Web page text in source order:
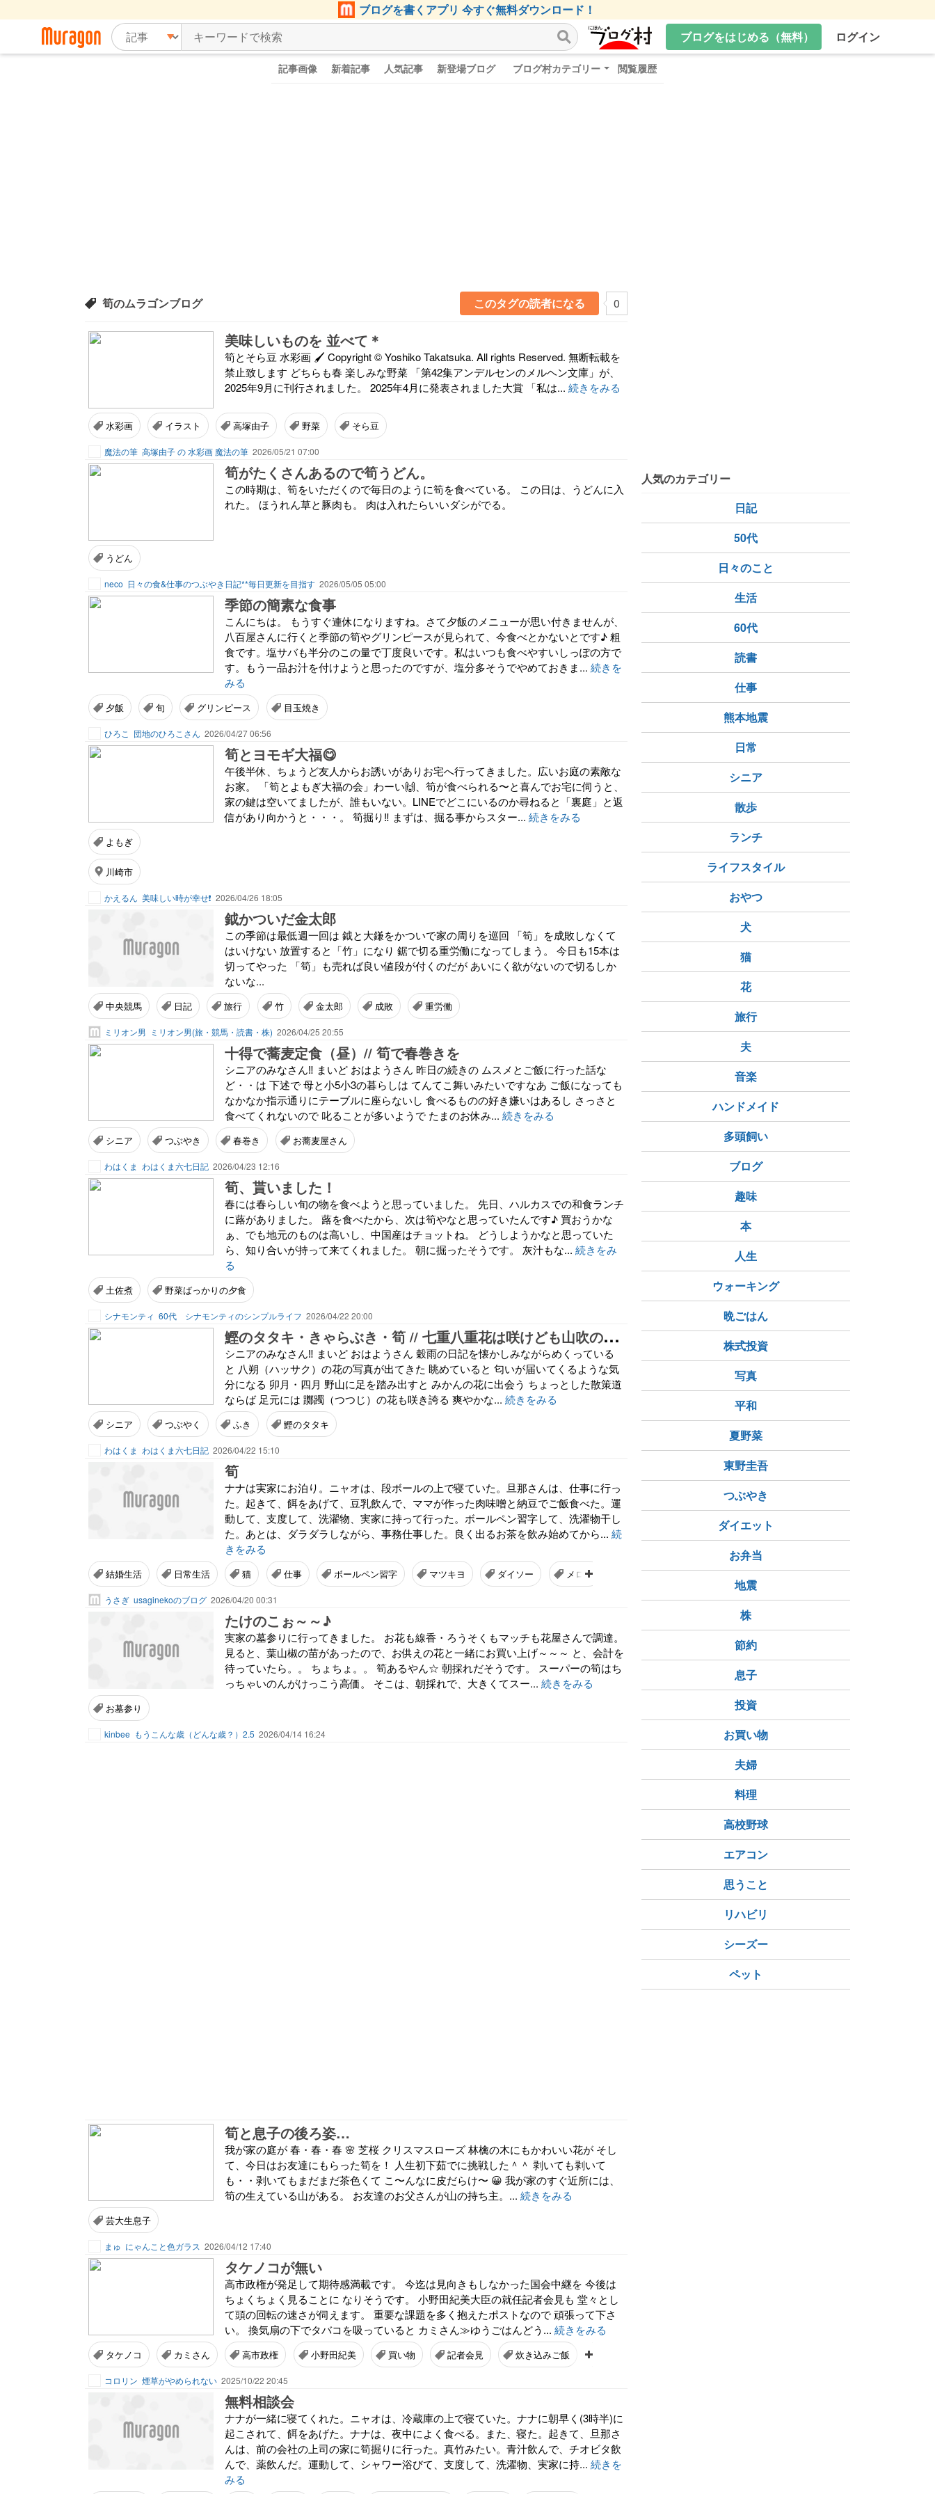
ブログを書くアプリ 今すぐ無料ダウンロード！
ブログをはじめる（無料）
ログイン
記事画像 新着記事 人気記事 新登場ブログ ブログ村カテゴリー 閲覧履歴
筍のムラゴンブログ このタグの読者になる 0
美味しいものを 並べて＊
筍とそら豆 水彩画 🖌️ Copyright © Yoshiko Takatsuka. All rights Reserved. 無断転載を
禁止致します どちらも春 楽しみな野菜 「第42集アンデルセンのメルヘン文庫」が、
2025年9月に刊行されました。 2025年4月に発表されました大賞 「私は... 続きをみる
水彩画 イラスト 高塚由子 野菜 そら豆
魔法の筆 高塚由子 の 水彩画 魔法の筆 2026/05/21 07:00
筍がたくさんあるので筍うどん。
この時期は、筍をいただくので毎日のように筍を食べている。 この日は、うどんに入
れた。 ほうれん草と豚肉も。 肉は入れたらいいダシがでる。
うどん
neco 日々の食&仕事のつぶやき日記**毎日更新を目指す 2026/05/05 05:00
季節の簡素な食事
こんにちは。 もうすぐ連休になりますね。さて夕飯のメニューが思い付きませんが、
八百屋さんに行くと季節の筍やグリンピースが見られて、今食べとかないとです♪ 粗
食です。塩サバも半分のこの量で丁度良いです。私はいつも食べやすいしっぽの方で
す。もう一品お汁を付けようと思ったのですが、塩分多そうでやめておきま... 続きを
みる
夕飯 旬 グリンピース 目玉焼き
ひろこ 団地のひろこさん 2026/04/27 06:56
筍とヨモギ大福😋
午後半休、ちょうど友人からお誘いがありお宅へ行ってきました。広いお庭の素敵な
お家。 「筍とよもぎ大福の会」わーい🙌、筍が食べられる〜と喜んでお宅に伺うと、
家の鍵は空いてましたが、誰もいない。LINEでどこにいるのか尋ねると「裏庭」と返
信があり向かうと・・・。 筍掘り‼️ まずは、掘る事からスター... 続きをみる
よもぎ
川崎市
かえるん 美味しい時が幸せ❗️ 2026/04/26 18:05
鉞かついだ金太郎
この季節は最低週一回は 鉞と大鎌をかついで家の周りを巡回 「筍」を成敗しなくて
はいけない 放置すると「竹」になり 鋸で切る重労働になってしまう。 今日も15本は
切ってやった 「筍」も売れば良い値段が付くのだが あいにく欲がないので切るしか
ないな...
中央競馬 日記 旅行 竹 金太郎 成敗 重労働
ミリオン男 ミリオン男(旅・競馬・読書・株) 2026/04/25 20:55
十得で蕎麦定食（昼）// 筍で春巻きを
シニアのみなさん‼️ まいど おはようさん 昨日の続きの ムスメとご飯に行った話な
ど・・は 下述で 母と小5小3の暮らしは てんてこ舞いみたいですなあ ご飯になっても
なかなか指示通りにテーブルに座らないし 食べるものの好き嫌いはあるし さっさと
食べてくれないので 叱ることが多いようで たまのお休み... 続きをみる
シニア つぶやき 春巻き お蕎麦屋さん
わはくま わはくま六七日記 2026/04/23 12:16
筍、貰いました！
春には春らしい旬の物を食べようと思っていました。 先日、ハルカスでの和食ランチ
に蕗がありました。 蕗を食べたから、次は筍やなと思っていたんです♪ 買おうかな
ぁ、でも地元のものは高いし、中国産はチョットね。 どうしようかなと思っていた
ら、知り合いが持って来てくれました。 朝に掘ったそうです。 灰汁もな... 続きをみ
る
土佐煮 野菜ばっかりの夕食
シナモンティ 60代 シナモンティのシンプルライフ 2026/04/22 20:00
鰹
のタタキ・きゃらぶき・筍 // 七重八重花は咲けども山吹の実のひとつだになきぞ悲しき
シニアのみなさん‼️ まいど おはようさん 穀雨の日記を懐かしみながらめくっている
と 八朔（ハッサク）の花の写真が出てきた 眺めていると 匂いが届いてくるような気
分になる 卯月・四月 野山に足を踏み出すと みかんの花に出会う ちょっとした散策道
ならば 足元には 躑躅（つつじ）の花も咲き誇る 爽やかな... 続きをみる
シニア つぶやく ふき 鰹のタタキ
わはくま わはくま六七日記 2026/04/22 15:10
筍
ナナは実家にお泊り。ニャオは、段ボールの上で寝ていた。旦那さんは、仕事に行っ
た。起きて、餌をあげて、豆乳飲んで、ママが作った肉味噌と納豆でご飯食べた。運
動して、支度して、洗濯物、実家に持って行った。ボールペン習字して、洗濯物干し
た。あとは、ダラダラしながら、事務仕事した。良く出るお茶を飲み始めてから... 続
きをみる
結婚生活 日常生活 猫 仕事 ボールペン習字 マツキヨ ダイソー メロン 親戚
うさぎ usaginekoのブログ 2026/04/20 00:31
たけのこぉ～～♪
実家の墓参りに行ってきました。 お花も線香・ろうそくもマッチも花屋さんで調達。
見ると、葉山椒の苗があったので、お供えの花と一緒にお買い上げ～～～ と、会計を
待っていたら。。 ちょちょ。。 筍あるやん☆ 朝採れだそうです。 スーパーの筍はち
っちゃいのんがけっこう高価。 そこは、朝採れで、大きくてスー... 続きをみる
お墓参り
kinbee もうこんな歳（どんな歳？）2.5 2026/04/14 16:24
筍と息子の後ろ姿…
我が家の庭が 春・春・春 🌸 芝桜 クリスマスローズ 林檎の木にもかわいい花が そし
て、今日はお友達にもらった筍を！ 人生初下茹でに挑戦した＾＾ 剥いても剥いて
も・・剥いてもまだまだ茶色くて こ〜んなに皮だらけ〜 😀 我が家のすぐ近所には、
筍の生えている山がある。 お友達のお父さんが山の持ち主。... 続きをみる
芸大生息子
まゅ にゃんこと色ガラス 2026/04/12 17:40
タケノコが無い
高市政権が発足して期待感満載です。 今迄は見向きもしなかった国会中継を 今後は
ちょくちょく見ることに なりそうです。 小野田紀美大臣の就任記者会見も 堂々とし
て頭の回転の速さが伺えます。 重要な課題を多く抱えたポストなので 頑張って下さ
い。 換気扇の下でタバコを吸っていると カミさん≫ゆうごはんどう... 続きをみる
タケノコ カミさん 高市政権 小野田紀美 買い物 記者会見 炊き込みご飯
コロリン 煙草がやめられない 2025/10/22 20:45
無料相談会
ナナが一緒に寝てくれた。ニャオは、冷蔵庫の上で寝ていた。ナナに朝早く(3時半)に
起こされて、餌をあげた。ナナは、夜中によく食べる。また、寝た。起きて、旦那さ
んは、前の会社の上司の家に筍掘りに行った。真竹みたい。青汁飲んで、チオビタ飲
んで、薬飲んだ。運動して、シャワー浴びて、支度して、洗濯物、実家に持... 続きを
みる
人気のカテゴリー
日記
50代
日々のこと
生活
60代
読書
仕事
熊本地震
日常
シニア
散歩
ランチ
ライフスタイル
おやつ
犬
猫
花
旅行
夫
音楽
ハンドメイド
多頭飼い
ブログ
趣味
本
人生
ウォーキング
晩ごはん
株式投資
写真
平和
夏野菜
東野圭吾
つぶやき
ダイエット
お弁当
地震
株
節約
息子
投資
お買い物
夫婦
料理
高校野球
エアコン
思うこと
リハビリ
シーズー
ペット